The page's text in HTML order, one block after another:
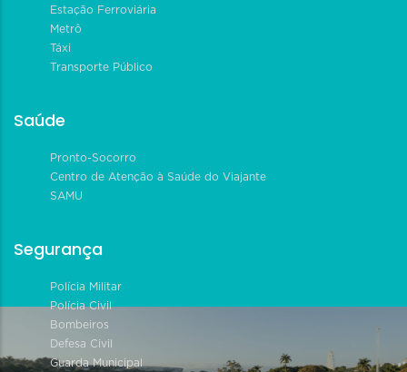
Estação Ferroviária
Metrô
Táxi
Transporte Público
Saúde
Pronto-Socorro
Centro de Atenção à Saúde do Viajante
SAMU
Segurança
Polícia Militar
Polícia Civil
Bombeiros
Defesa Civil
Guarda Municipal